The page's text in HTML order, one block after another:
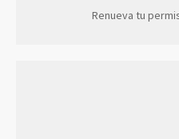
Renueva tu